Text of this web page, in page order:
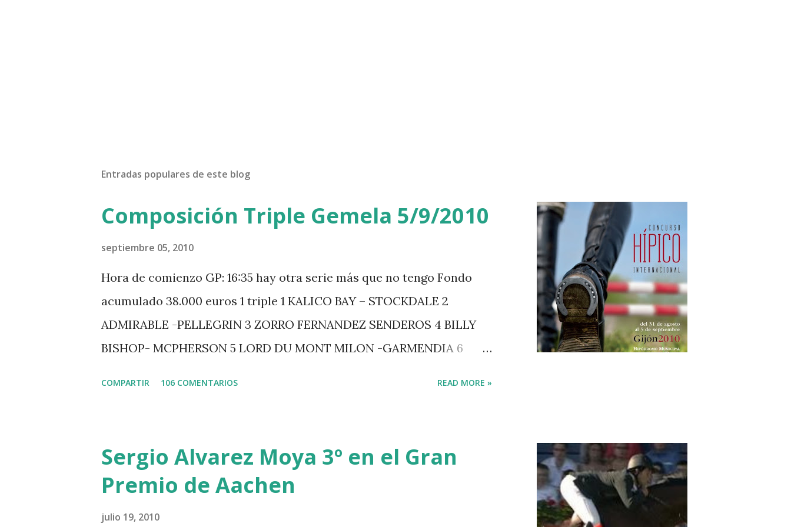
Entradas populares de este blog
Composición Triple Gemela 5/9/2010
septiembre 05, 2010
Hora de comienzo GP: 16:35 hay otra serie más que no tengo Fondo
acumulado 38.000 euros 1 triple 1 KALICO BAY – STOCKDALE 2
ADMIRABLE -PELLEGRIN 3 ZORRO FERNANDEZ SENDEROS 4 BILLY
BISHOP- MCPHERSON 5 LORD DU MONT MILON -GARMENDIA 6
QUERLYBET HERO -LEJAUNE 7 MO CHROI - O’BRIEN 8 CARMENA Z -
BREEN 9 JALLA DE GAVIERE -RAMZY AL DUHAMI 10 NOVEL -
PHILIPPAERTS 3 triple 1 LATE NIGHT -LEVY 2 K CLUB LADY -
COMPARTIR 106 COMENTARIOS READ MORE »
Sergio Alvarez Moya 3º en el Gran
Premio de Aachen
julio 19, 2010